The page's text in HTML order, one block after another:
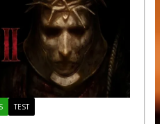
TEST